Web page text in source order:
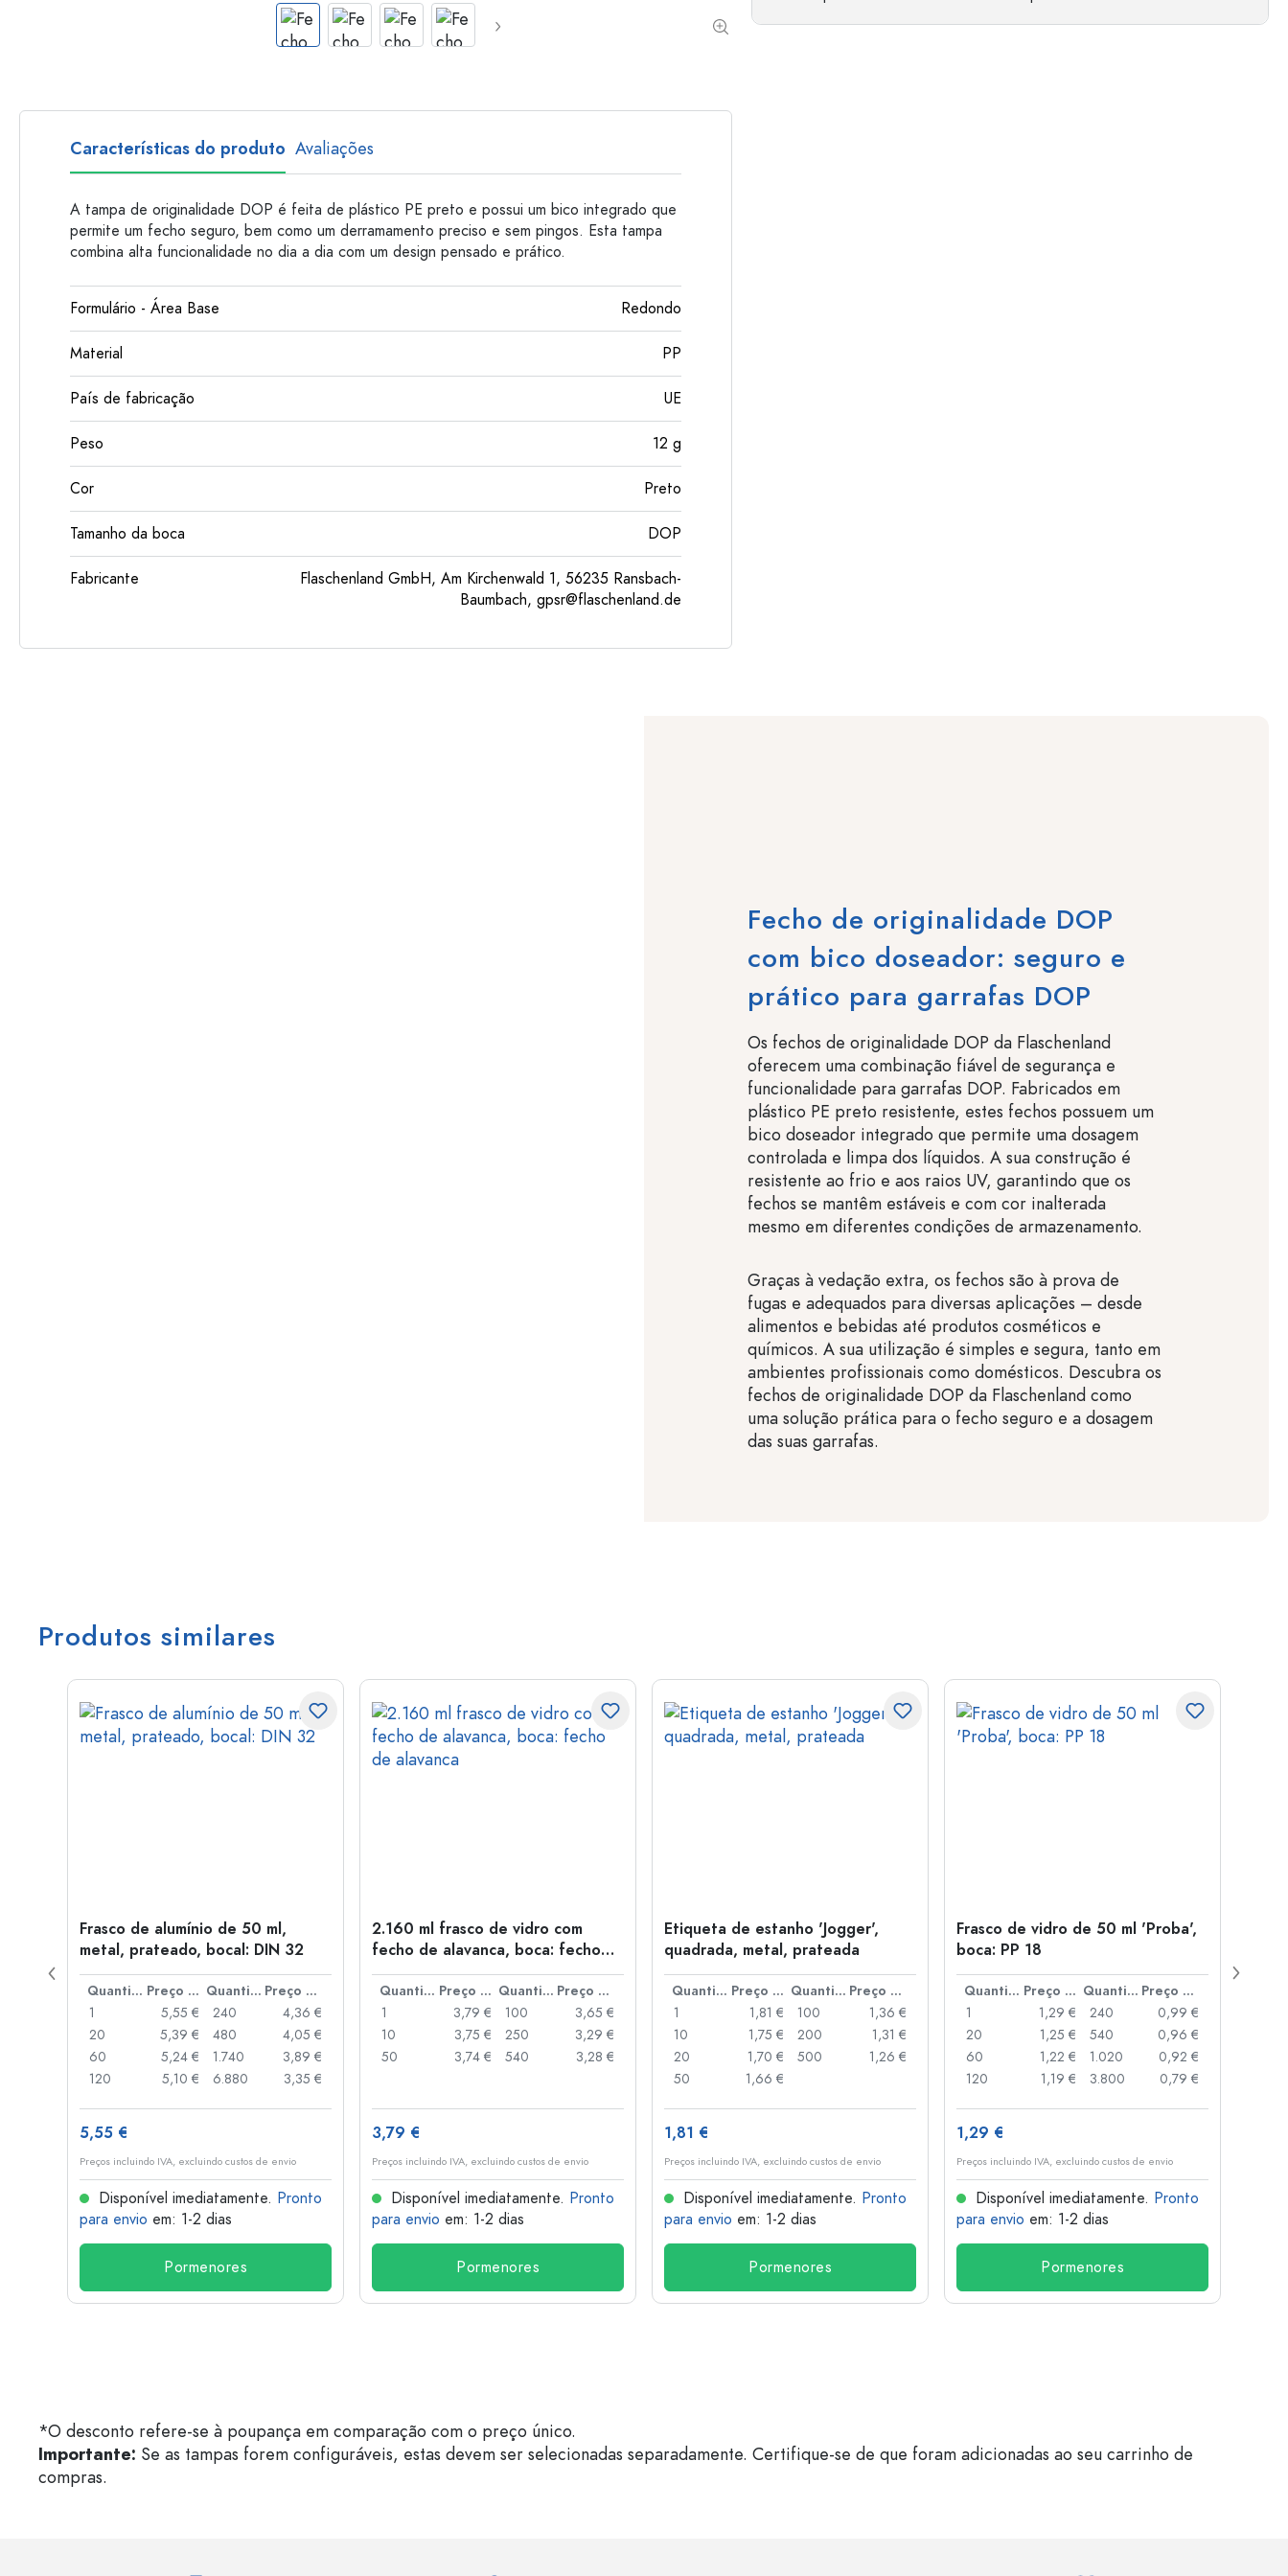
Garrafas de plastico
Características do produto Avaliações
A tampa de originalidade DOP é feita de plástico PE preto e possui um bico integrado que
permite um fecho seguro, bem como um derramamento preciso e sem pingos. Esta tampa
combina alta funcionalidade no dia a dia com um design pensado e prático.
Formulário - Área Base Redondo
Material PP
País de fabricação UE
Peso 12 g
Cor Preto
Tamanho da boca DOP
Fabricante
Flaschenland GmbH, Am Kirchenwald 1, 56235 Ransbach-
Baumbach, gpsr@flaschenland.de
Fecho de originalidade DOP
com bico doseador: seguro e
prático para garrafas DOP
Os fechos de originalidade DOP da Flaschenland
oferecem uma combinação fiável de segurança e
funcionalidade para garrafas DOP. Fabricados em
plástico PE preto resistente, estes fechos possuem um
bico doseador integrado que permite uma dosagem
controlada e limpa dos líquidos. A sua construção é
resistente ao frio e aos raios UV, garantindo que os
fechos se mantêm estáveis e com cor inalterada
mesmo em diferentes condições de armazenamento.
Graças à vedação extra, os fechos são à prova de
fugas e adequados para diversas aplicações – desde
alimentos e bebidas até produtos cosméticos e
químicos. A sua utilização é simples e segura, tanto em
ambientes profissionais como domésticos. Descubra os
fechos de originalidade DOP da Flaschenland como
uma solução prática para o fecho seguro e a dosagem
das suas garrafas.
Produtos similares
Frasco de alumínio de 50 ml,
metal, prateado, bocal: DIN 32
Quantidade Preço por peça Quantidade
Preço por peça
1
5,55 €
20
5,39 €
60
5,24 €
120
5,10 €
240
4,36 €
480
4,05 €
1.740
3,89 €
6.880
3,35 €
5,55 €
Preços incluindo IVA, excluindo custos de envio
Disponível imediatamente. Pronto
para envio em: 1-2 dias
Pormenores
2.160 ml frasco de vidro com
fecho de alavanca, boca: fecho
de alavanca
Quantidade Preço por peça Quantidade
Preço por peça
1
3,79 €
10
3,75 €
50
3,74 €
100
3,65 €
250
3,29 €
540
3,28 €
3,79 €
Preços incluindo IVA, excluindo custos de envio
Disponível imediatamente. Pronto
para envio em: 1-2 dias
Pormenores
Etiqueta de estanho 'Jogger',
quadrada, metal, prateada
Quantidade Preço por peça Quantidade
Preço por peça
1
1,81 €
10
1,75 €
20
1,70 €
50
1,66 €
100
1,36 €
200
1,31 €
500
1,26 €
1,81 €
Preços incluindo IVA, excluindo custos de envio
Disponível imediatamente. Pronto
para envio em: 1-2 dias
Pormenores
Frasco de vidro de 50 ml 'Proba',
boca: PP 18
Quantidade Preço por peça Quantidade
Preço por peça
1
1,29 €
20
1,25 €
60
1,22 €
120
1,19 €
240
0,99 €
540
0,96 €
1.020
0,92 €
3.800
0,79 €
1,29 €
Preços incluindo IVA, excluindo custos de envio
Disponível imediatamente. Pronto
para envio em: 1-2 dias
Pormenores
*O desconto refere-se à poupança em comparação com o preço único.
Importante: Se as tampas forem configuráveis, estas devem ser selecionadas separadamente. Certifique-se de que foram adicionadas ao seu carrinho de
compras.